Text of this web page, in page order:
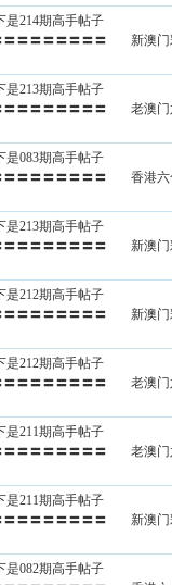
是214期高手帖子
〓〓〓〓〓〓〓
新澳
是213期高手帖子
〓〓〓〓〓〓〓
老澳
是083期高手帖子
〓〓〓〓〓〓〓
香港
是213期高手帖子
〓〓〓〓〓〓〓
新澳
是212期高手帖子
〓〓〓〓〓〓〓
新澳
是212期高手帖子
〓〓〓〓〓〓〓
老澳
是211期高手帖子
〓〓〓〓〓〓〓
老澳
是211期高手帖子
〓〓〓〓〓〓〓
新澳
是082期高手帖子